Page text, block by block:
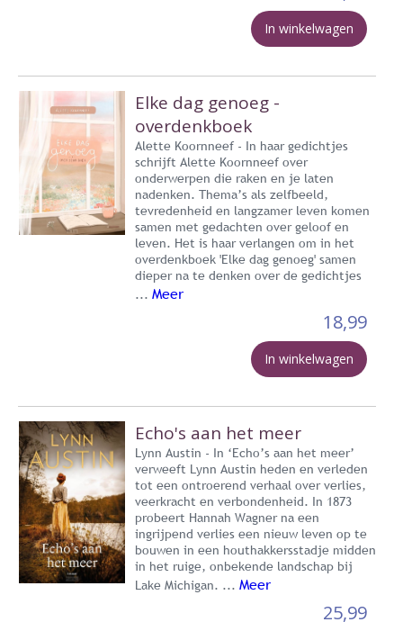
In winkelwagen
Elke dag genoeg -
overdenkboek
Alette Koornneef - In haar gedichtjes
schrijft Alette Koornneef over
onderwerpen die raken en je laten
nadenken. Thema’s als zelfbeeld,
tevredenheid en langzamer leven komen
samen met gedachten over geloof en
leven. Het is haar verlangen om in het
overdenkboek 'Elke dag genoeg' samen
dieper na te denken over de gedichtjes
... Meer
18,99
In winkelwagen
Echo's aan het meer
Lynn Austin - In ‘Echo’s aan het meer’
verweeft Lynn Austin heden en verleden
tot een ontroerend verhaal over verlies,
veerkracht en verbondenheid. In 1873
probeert Hannah Wagner na een
ingrijpend verlies een nieuw leven op te
bouwen in een houthakkersstadje midden
in het ruige, onbekende landschap bij
Lake Michigan. ... Meer
25,99